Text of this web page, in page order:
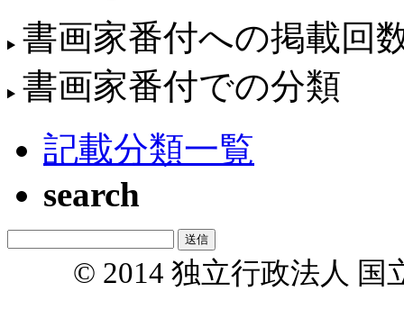
書画家番付への掲載回
書画家番付での分類
記載分類一覧
search
© 2014 独立行政法人 国